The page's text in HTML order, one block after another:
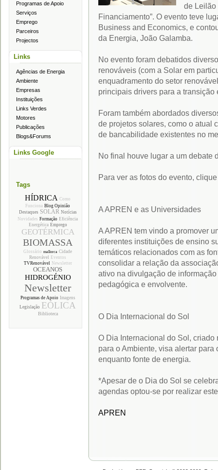
Programas de Apoio
Serviços
Emprego
Parceiros
Projectos
Links
Agências de Energia
Ambiente
Empresas
Instituições
Links Verdes
Motores
Publicações
Blogs&Forums
Links Google
Tags
HÍDRICA Como
Funciona Blog Opinião
Destaques SOLAR Notícias
Novidades Formação Eficiência
Energética Emprego
GEOTÉRMICA
BIOMASSA
Glossário mallorca Cidade
Renovável
Eventos
TVRenovável Newsletter
OCEANOS
HIDROGÉNIO
Newsletter
Programas de Apoio Imagens
Legislação EÓLICA
Biblioteca
de Leilão
Financiamento”. O evento teve
Business and Economics, e
da Energia, João Galamba.
No evento foram debatidos
renováveis (com a Solar em
enquadramento do setor
principais drivers para a
Foram também abordados
de projetos solares, como o atual
de bancabilidade existentes no
No final houve lugar a um debate
Para ver as fotos do evento,
A APREN e as Universidades
A APREN tem vindo a promover
diferentes instituições de ensino
temáticos relacionados com as
consolidar a relação da
ativo na divulgação de
pedagógica e envolvente.
O Dia Internacional do Sol
O Dia Internacional do Sol,
para o Ambiente, visa alertar
enquanto fonte de energia.
*Apesar de o Dia do Sol se
agendas optou-se por realizar
APREN